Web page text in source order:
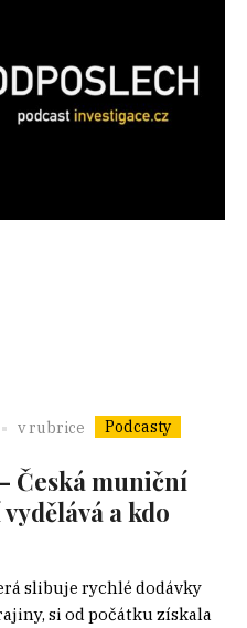
v rubrice Podcasty
Česká muniční
a kdo
slibuje rychlé dodávky
si od počátku získala